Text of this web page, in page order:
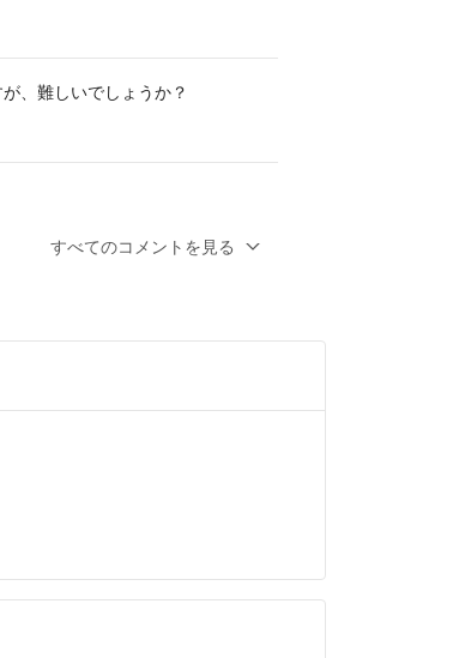
、難しいでしょうか？
値下げして頂く事は可能でしょ
すべてのコメントを見る